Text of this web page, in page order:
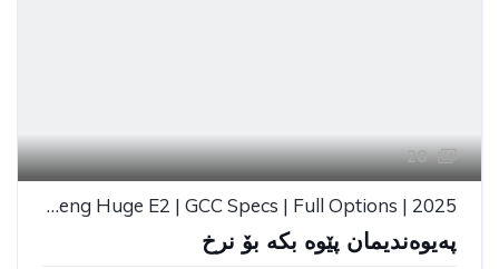
28
Dongfeng Huge E2 | GCC Specs | Full Options | 2025
پەیوەندیمان پێوە بکە بۆ نرخ